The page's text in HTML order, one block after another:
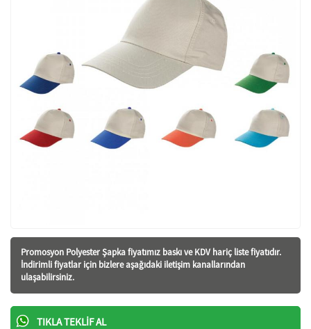
Promosyon Polyester Şapka fiyatımız baskı ve KDV hariç liste fiyatıdır.
İndirimli fiyatlar için bizlere aşağıdaki iletişim kanallarından
ulaşabilirsiniz.
TIKLA TEKLIF AL